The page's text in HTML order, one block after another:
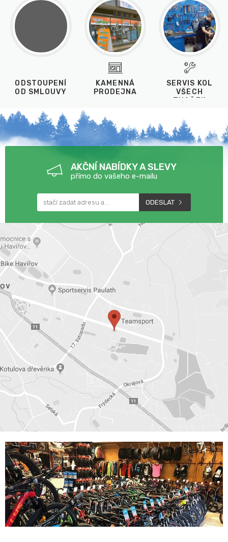
ODSTOUPENÍ
OD SMLOUVY
KAMENNÁ
PRODEJNA
SERVIS KOL
VŠECH
ZNAČEK
AKČNÍ NABÍDKY A SLEVY
přímo do vašeho e-mailu
ODESLAT